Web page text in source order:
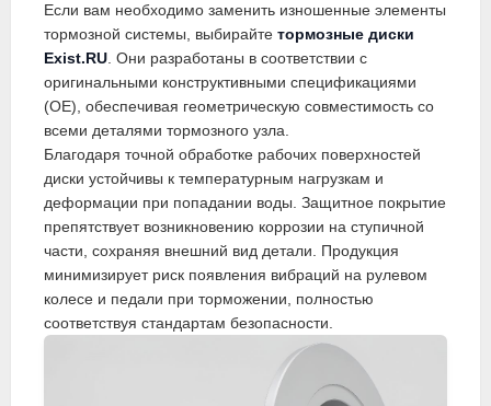
Если вам необходимо заменить изношенные элементы
тормозной системы, выбирайте тормозные диски
Exist.RU . Они разработаны в соответствии с
оригинальными конструктивными спецификациями
(OE), обеспечивая геометрическую совместимость со
всеми деталями тормозного узла.
Благодаря точной обработке рабочих поверхностей
диски устойчивы к температурным нагрузкам и
деформации при попадании воды. Защитное покрытие
препятствует возникновению коррозии на ступичной
части, сохраняя внешний вид детали. Продукция
минимизирует риск появления вибраций на рулевом
колесе и педали при торможении, полностью
соответствуя стандартам безопасности.